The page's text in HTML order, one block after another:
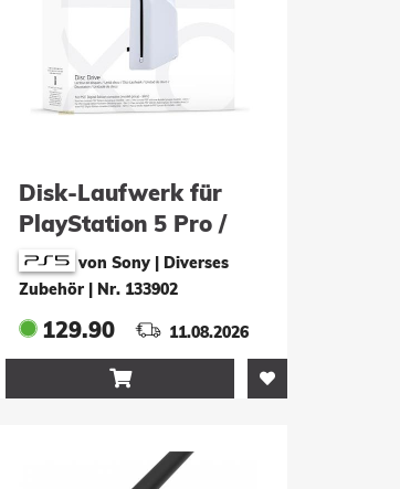
Disk-Laufwerk für
PlayStation 5 Pro /
Digital Slim
von Sony | Diverses
Zubehör | Nr. 133902
129.90 11.08.2026
